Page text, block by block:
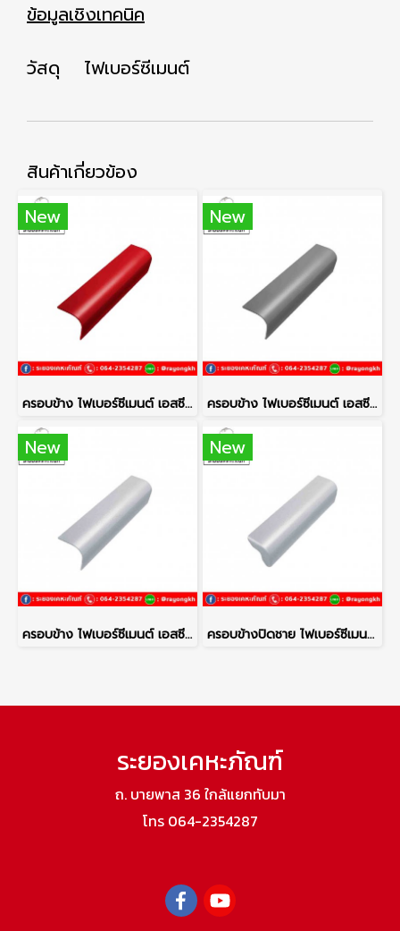
ข้อมูลเชิงเทคนิค
วัสดุ ไฟเบอร์ซีเมนต์
สินค้าเกี่ยวข้อง
New
ครอบข้าง ไฟเบอร์ซีเมนต์ เอสซีจี รุ่นลอนคู่ สีแดงประกายมุก
New
ครอบข้าง ไฟเบอร์ซีเมนต์ เอสซีจี รุ่นลอนคู่ สีเทาศิลา
New
ครอบข้าง ไฟเบอร์ซีเมนต์ เอสซีจี รุ่นลอนคู่ ซีเมนต์
New
ครอบข้างปิดชาย ไฟเบอร์ซีเมนต์ เอสซีจี รุ่นลอนคู่ ซีเมนต์
ระยองเคหะภัณฑ์
ถ. บายพาส 36 ใกล้แยกทับมา
โทร 064-2354287